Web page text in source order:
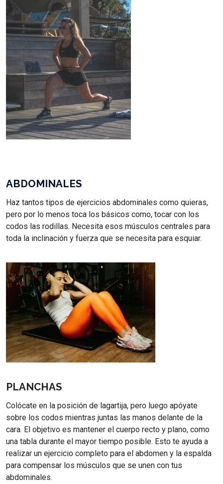
ABDOMINALES
Haz tantos tipos de ejercicios abdominales como quieras,
pero por lo menos toca los básicos como, tocar con los
codos las rodillas. Necesita esos músculos centrales para
toda la inclinación y fuerza que se necesita para esquiar.
PLANCHAS
Colócate en la posición de lagartija, pero luego apóyate
sobre los codos mientras juntas las manos delante de la
cara. El objetivo es mantener el cuerpo recto y plano, como
una tabla durante el mayor tiempo posible. Esto te ayuda a
realizar un ejercicio completo para el abdomen y la espalda
para compensar los músculos que se unen con tus
abdominales.